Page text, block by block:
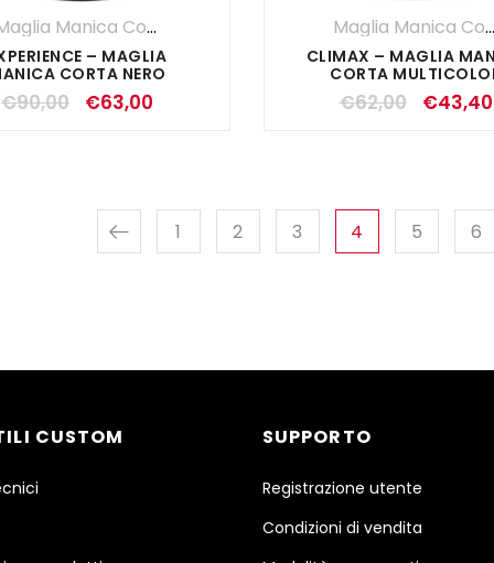
Maglia Manica Corta SALDI ESTIVI,UOMO
– MAGLIA
CORTA NERO
€90,00 €63,00
Maglia Manica Corta
CLIMAX – MAGLIA
CORTA
€62,00 €43,40
1 2 3 4 5 6
CUSTOM SUPPORTO
Registrazione utente
Condizioni di vendita